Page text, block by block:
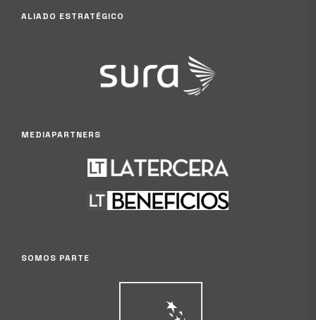
ALIADO ESTRATÉGICO
MEDIAPARTNERS
SOMOS PARTE